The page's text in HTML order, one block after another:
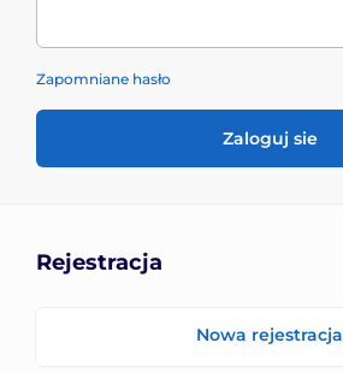
Zapomniane hasło
Zaloguj sie
Rejestracja
Nowa rejestracja